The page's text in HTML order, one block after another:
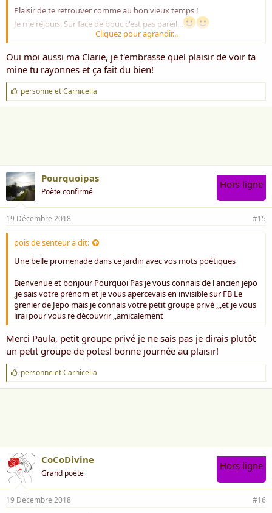
Plaisir de te retrouver comme au bon vieux temps !
Je me réjouis. Sur face de bouc c'est pas pareil...
Bisous et bonne journée
Cliquez pour agrandir...
Oui moi aussi ma Clarie, je t'embrasse quel plaisir de voir ta
mine tu rayonnes et ça fait du bien!
J
'
a
personneetCarnicella
Pourquoipas
Poète confirmé
Hors ligne
19 Décembre 2018 #15
pois de senteur a dit:
Une belle promenade dans ce jardin avec vos mots poétiques
Bienvenue et bonjour Pourquoi Pas je vous connais de l ancien jepo
,je sais votre prénom et je vous apercevais en invisible sur FB Le
grenier de Jepo mais je connais votre petit groupe privé ,,,et je vous
lirai pour vous re découvrir ,,amicalement
Merci Paula, petit groupe privé je ne sais pas je dirais plutôt
un petit groupe de potes! bonne journée au plaisir!
J
'
a
personneetCarnicella
CoCoDivine
Grand poète
Hors ligne
19 Décembre 2018 #16